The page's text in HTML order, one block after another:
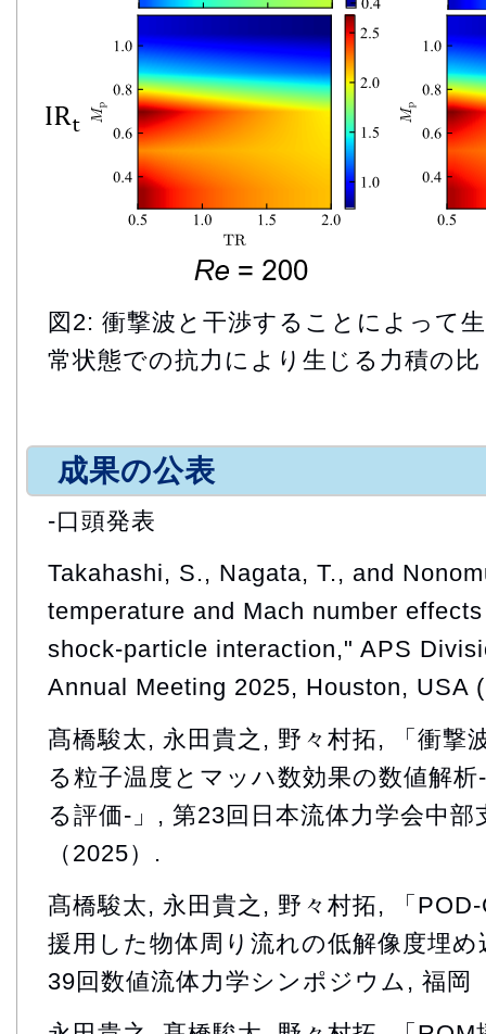
図2: 衝撃波と干渉することによって
常状態での抗力により生じる力積の比
成果の公表
-口頭発表
Takahashi, S., Nagata, T., and
temperature and Mach number
shock-particle interaction," APS
Annual Meeting 2025, Houston, USA
髙橋駿太, 永田貴之, 野々村拓, 「衝撃
る粒子温度とマッハ数効果の数値解
る評価-」, 第23回日本流体力学会中部
（2025）.
髙橋駿太, 永田貴之, 野々村拓, 「
援用した物体周り流れの低解像度埋
39回数値流体力学シンポジウム, 福岡